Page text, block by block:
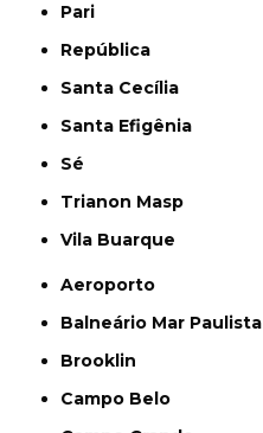
Pari
República
Santa Cecília
Santa Efigênia
Sé
Trianon Masp
Vila Buarque
Aeroporto
Balneário Mar Paulista
Brooklin
Campo Belo